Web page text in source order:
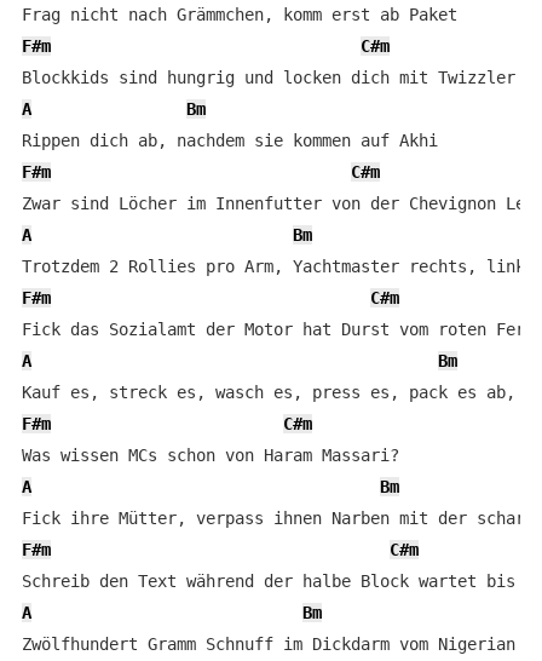
F#m
C#m
A
Bm
F#m
C#m
A Bm
F#m C#m
A Bm
F#m
C#m
A
Bm
F#m C#m
A
Bm
Zwölfhundert Gramm Schnuff im Dickdarm vom Nigerian